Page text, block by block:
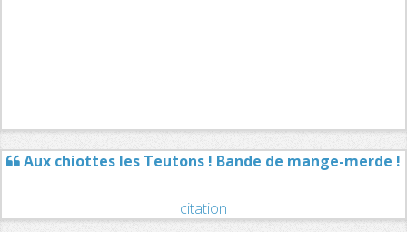
Aux chiottes les Teutons ! Bande de mange-merde !
citation